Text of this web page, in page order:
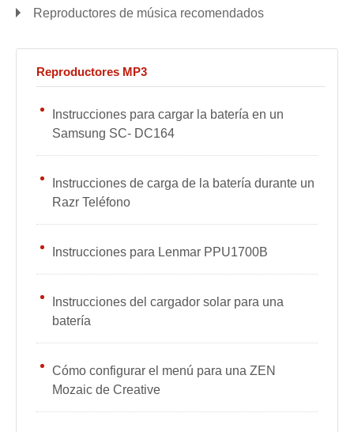
Reproductores de música recomendados
Reproductores MP3
Instrucciones para cargar la batería en un
Samsung SC- DC164
Instrucciones de carga de la batería durante un
Razr Teléfono
Instrucciones para Lenmar PPU1700B
Instrucciones del cargador solar para una
batería
Cómo configurar el menú para una ZEN
Mozaic de Creative